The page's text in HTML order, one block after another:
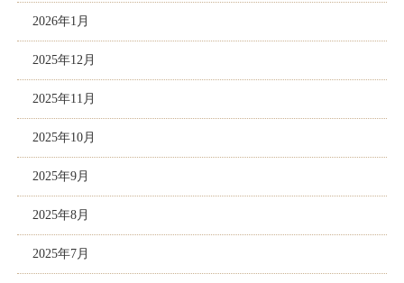
2026年1月
2025年12月
2025年11月
2025年10月
2025年9月
2025年8月
2025年7月